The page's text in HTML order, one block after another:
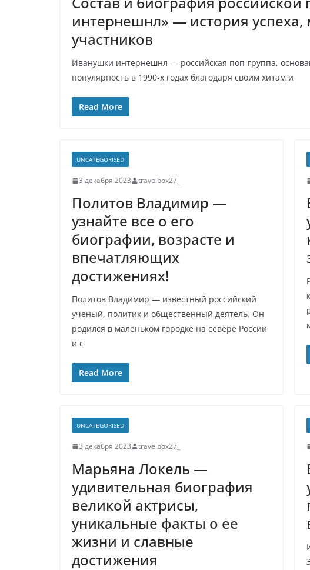
интернешнл» — история успеха,
участников
Иванушки интернешнл — российская поп-группа,
популярность в 1990-х годах благодаря своим хитам и
Read More
UNCATEGORISED
3 декабря 2023 travelbox27_
Политов Владимир —
узнайте все о его
биографии, возрасте и
впечатляющих
достижениях!
Политов Владимир — известный российский
ученый, политик и общественный деятель. Он
родился в маленьком городке на севере России
и с
Read More
UNCATEGORISED
3 декабря 2023 travelbox27_
Марьяна Локель —
удивительная биография
великой актрисы,
уникальные факты о ее
жизни и славные
достижения